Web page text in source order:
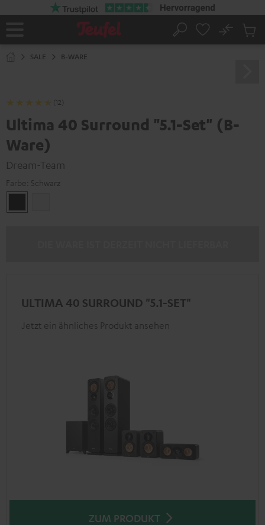
Startseite
Suche
No
SALE B-WARE
(12)
Ultima 40 Surround "5.1-Set" (B-
Ware)
Dream-Team
Farbe: Schwarz
ULTIMA 40 SURROUND "5.1-SET"
Jetzt ein ähnliches Produkt ansehen
ZUM PRODUKT